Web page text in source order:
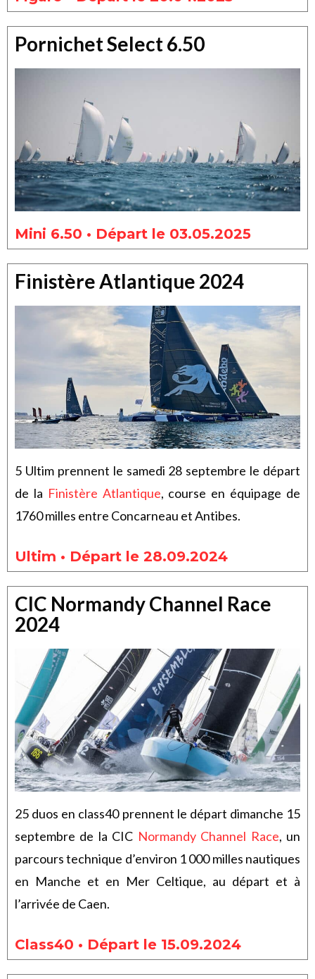
Pornichet Select 6.50
Mini 6.50 • Départ le 03.05.2025
Finistère Atlantique 2024
5 Ultim prennent le samedi 28 septembre le départ
de la Finistère Atlantique, course en équipage de
1760 milles entre Concarneau et Antibes.
Ultim • Départ le 28.09.2024
CIC Normandy Channel Race
2024
25 duos en class40 prennent le départ dimanche 15
septembre de la CIC Normandy Channel Race, un
parcours technique d’environ 1 000 milles nautiques
en Manche et en Mer Celtique, au départ et à
l’arrivée de Caen.
Class40 • Départ le 15.09.2024